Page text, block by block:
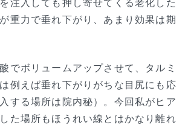
重力で垂れ下がり、あまり効果は期
でボリュームアップさせて、タルミ
例えば垂れ下がりがちな目尻にも応
する場所は院内秘）。今回私がヒア
た場所もほうれい線とはかなり離れ